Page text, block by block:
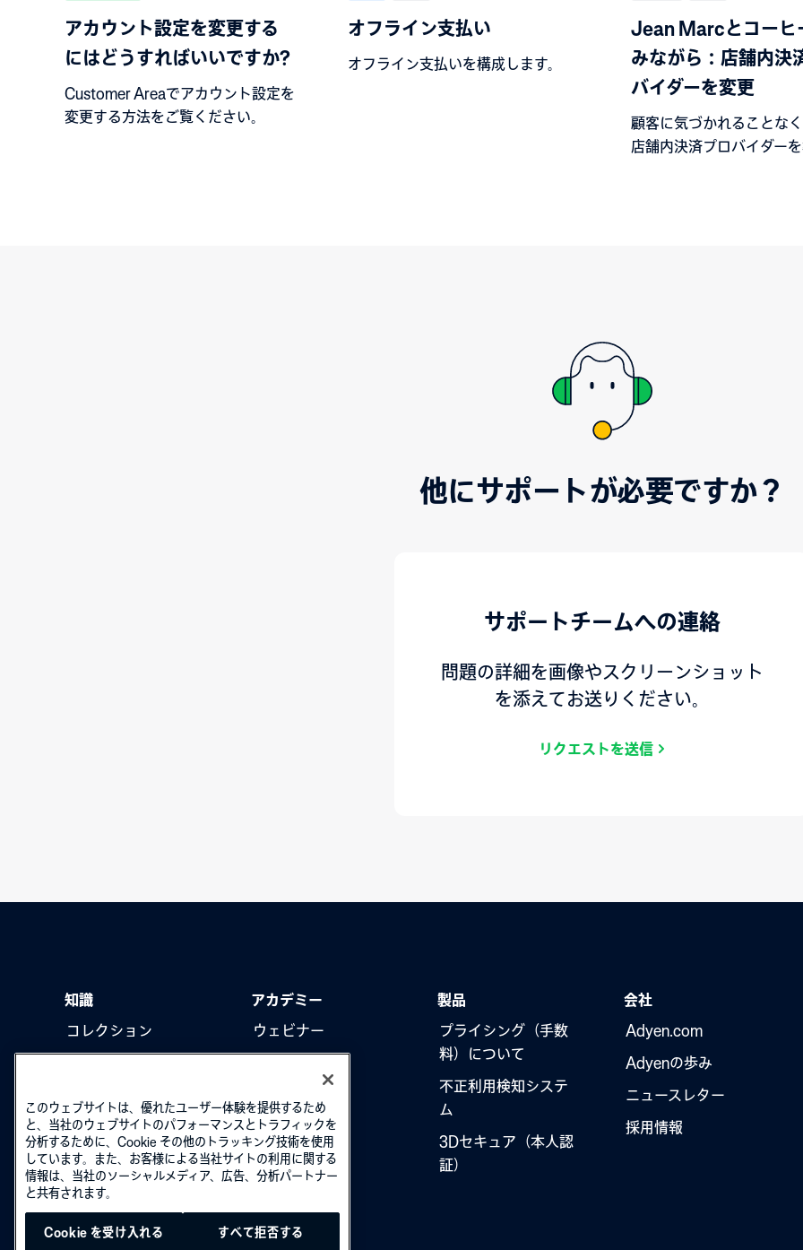
アカウント設定を変更する
にはどうすればいいですか?
Customer Areaでアカウント設定を
変更する方法をご覧ください。
オフライン支払い
オフライン支払いを構成します。
Jean Marcとコーヒ
みながら：店舗内決
バイダーを変更
顧客に気づかれることな
店舗内決済プロバイダー
他にサポートが必要ですか？
サポートチームへの連絡
問題の詳細を画像やスクリーンショット
を添えてお送りください。
リクエストを送信
知識
コレクション
アカデミー
ウェビナー
製品
プライシング（手数
料）について
不正利用検知システ
ム
3Dセキュア（本人認
証）
会社
Adyen.com
Adyenの歩み
ニュースレター
採用情報
このウェブサイトは、優れたユーザー体験を提供するため
と、当社のウェブサイトのパフォーマンスとトラフィックを
分析するために、Cookie その他のトラッキング技術を使用
しています。また、お客様による当社サイトの利用に関する
情報は、当社のソーシャルメディア、広告、分析パートナー
と共有されます。
Cookie を受け入れる すべて拒否する